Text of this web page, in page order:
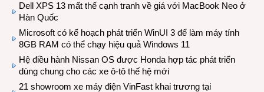
Dell XPS 13 mất thế cạnh tranh về giá với MacBook Neo ở
Hàn Quốc
Microsoft có kế hoạch phát triển WinUI 3 để làm máy tính
8GB RAM có thể chạy hiệu quả Windows 11
Hệ điều hành Nissan OS được Honda hợp tác phát triển
dùng chung cho các xe ô-tô thế hệ mới
21 showroom xe máy điện VinFast khai trương tại